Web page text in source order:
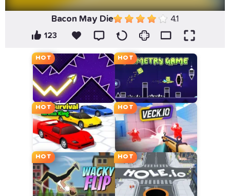
Bacon May Die 4.1
123
HOT HOT
HOT HOT
HOT HOT